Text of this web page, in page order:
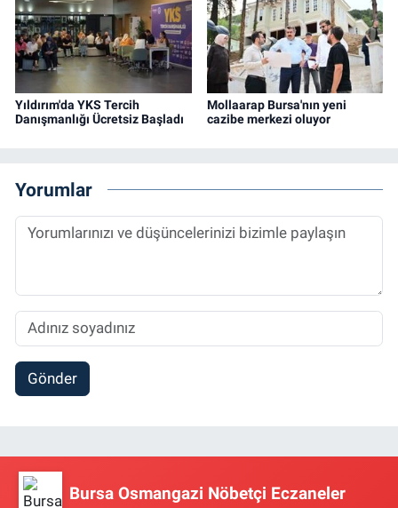
Yıldırım'da YKS Tercih
Danışmanlığı Ücretsiz Başladı
Mollaarap Bursa'nın yeni
cazibe merkezi oluyor
Yorumlar
Gönder
Bursa Osmangazi Nöbetçi Eczaneler